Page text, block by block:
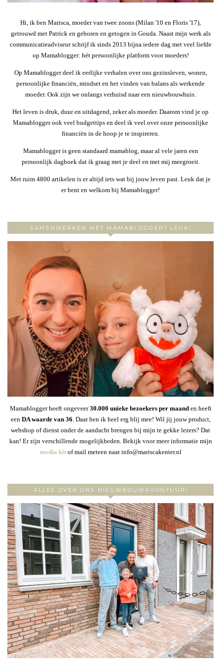
Hi, ik ben Marisca, moeder van twee zoons (Milan '10 en Floris '17),
getrouwd met Patrick en geboren en getogen in Gouda. Naast mijn werk als
communicatieadviseur schrijf ik sinds 2013 bijna iedere dag met veel liefde
op Mamablogger: hét persoonlijke platform voor moeders!
Op Mamablogger deel ik eerlijke verhalen over ons gezinsleven, wonen,
persoonlijke financiën, mindset en het vinden van balans als werkende
moeder. Ook zijn we onlangs verhuisd naar een nieuwbouwhuis.
Het leven is druk, duur en uitdagend, zeker als moeder. Daarom vind je op
Mamablogger ook veel budgettips en deel ik veel over onze persoonlijke
financiën in de hoop je te inspireren.
Mamablogger is geen standaard mamablog, maar al vele jaren een
persoonlijk dagboek dat ik graag met je deel en met mij meegroeit.
Met ruim 4800 artikelen is er altijd iets wat bij jouw leven past. Leuk dat je
er bent en welkom bij Mamablogger!
SAMENWERKEN MET MAMABLOGGER? LEUK!
Mamablogger heeft ongeveer30.000 unieke bezoekers per maanden heeft
een DA waarde van 36 . Daar ben ik heel erg blij mee! Wil jij jouw product,
webshop of dienst onder de aandacht brengen bij mijn te gekke lezers? Dat
kan! Er zijn verschillende mogelijkheden. Bekijk voor meer informatie mijn
media kitof mail meteen naar info@mariscakenter.nl
ALLES OVER ONS NIEUWBOUWAVONTUUR!